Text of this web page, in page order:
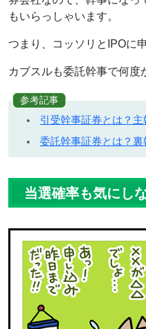
もいらっしゃいます。
つまり、コッソリとIPOに
カブスルも委託幹事で何度
参考記事
引受幹事証券とは？
委託幹事証券とは？
当選確率も気にし